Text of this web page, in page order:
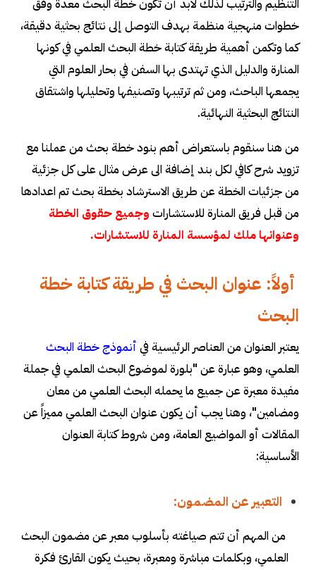
التنظيم والترتيب لذلك لابد أن تكون خطة البحث معدة وفق
خطوات منهجية منظمة بهدف التوصل إلى نتائج بحثية دقيقة،
كما وتكمن أهمية طريقة كتابة خطة البحث العلمي في كونها
المنارة والدليل الذي تهتدى بها السفن في بحار العلوم التي
يجمعها الباحث، ومن ثم ترتيبها وتصنيفها وتحليلها واشتقاق
النتائج البحثية النهائية.
من هنا سنقوم باستعراض أهم بنود خطة بحث من عملنا مع
تزويد شرح كافي لكل بند إضافة الى عرض مثال على كل جزئية
من جزئيات الخطة عن طريق الاسترشاد بخطة بحث تم اعدادها
من قبل فريق المنارة للاستشارات وجميع حقوق الخطة
وعنوانها ملك لمؤسسة المنارة للاستشارات.
أولاً: عنوان البحث في طريقة كتابة خطة
البحث
يعتبر العنوان من العناصر الرئيسية في أنموذج خطة البحث
العلمي، وهو عبارة عن "بلورة لموضوع البحث العلمي في جملة
مفيدة معبرة عن جميع ما يحمله البحث العلمي من معان
ومضامين"، وهنا يجب أن يكون عنوان البحث العلمي مميزاً عن
المقالات أو المواضيع العامة، ومن شروط كتابة العنوان
الأساسية:
التعبير عن المضمون:
من المهم أن تتم صياغته بأسلوب معبر عن مضمون البحث
العلمي، وبكلمات مباشرة ومعبرة، بحيث يكون القارئ فكرة